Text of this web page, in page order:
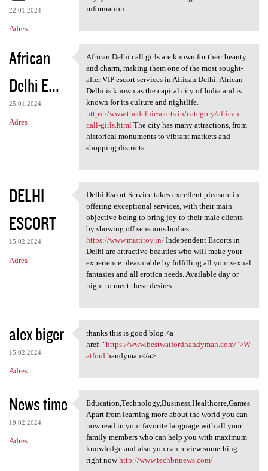
22.01.2024
Adres
information
African
Delhi E...
25.01.2024
Adres
African Delhi call girls are
African Delhi call girls are known for their beauty
and charm, making them one of the most sought-
after VIP escort services in African Delhi. African
Delhi is known as the capital city of India and is
known for its culture and nightlife.
https://www.thedelhiescorts.in/category/african-
call-girls.html The city has many attractions, from
historical monuments to vibrant markets and
shopping districts.
DELHI
ESCORT
15.02.2024
Adres
Delhi Escort Service takes
Delhi Escort Service takes excellent pleasure in
offering exceptional services, with their main
objective being to bring joy to their male clients
by showing off sensuous bodies.
https://www.mistiroy.in/Independent Escorts in
Delhi are attractive beauties who will make your
experience pleasurable by fulfilling all your sexual
fantasies and all erotica needs. Available day or
night to meet these desires.
alex biger
15.02.2024
Adres
thanks this is good blog.<a
thanks this is good blog.<a
href="https://www.bestwatfordhandyman.com/">W
atford handyman</a>
News time
19.02.2024
Adres
Education,Technology,Business
Education,Technology,Business,Healthcare,Games
Apart from learning more about the world you can
now read in your favorite language with all your
family members who can help you with maximum
knowledge and also you can review something
right nowhttp://www.techbnnews.com/